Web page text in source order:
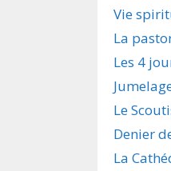
Vie
La
Les 4
Le
Denier
La